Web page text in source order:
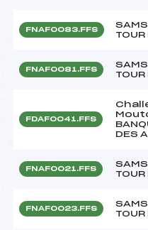
FNAF0083.FFS
TOUR
FNAF0081.FFS
TOUR
FDAF0041.FFS
DES
FNAF0021.FFS
FNAF0023.FFS
TOUR